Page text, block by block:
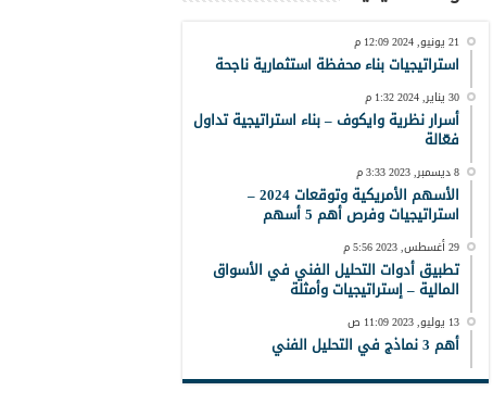
21 يونيو, 2024 12:09 م
استراتيجيات بناء محفظة استثمارية ناجحة
30 يناير, 2024 1:32 م
أسرار نظرية وايكوف – بناء استراتيجية تداول
فعّالة
8 ديسمبر, 2023 3:33 م
الأسهم الأمريكية وتوقعات 2024 –
استراتيجيات وفرص أهم 5 أسهم
29 أغسطس, 2023 5:56 م
تطبيق أدوات التحليل الفني في الأسواق
المالية – إستراتيجيات وأمثلة
13 يوليو, 2023 11:09 ص
أهم 3 نماذج في التحليل الفني